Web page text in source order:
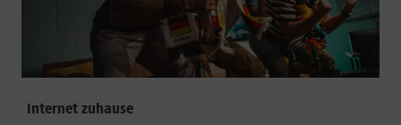
Internet zuhause